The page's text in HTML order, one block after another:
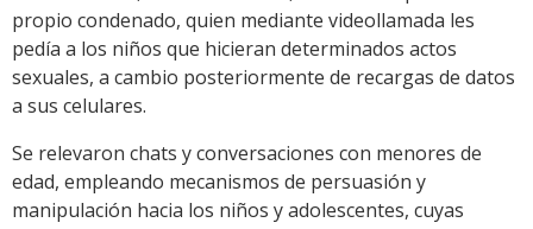
propio condenado, quien mediante videollamada les
pedía a los niños que hicieran determinados actos
sexuales, a cambio posteriormente de recargas de datos
a sus celulares.
Se relevaron chats y conversaciones con menores de
edad, empleando mecanismos de persuasión y
manipulación hacia los niños y adolescentes, cuyas